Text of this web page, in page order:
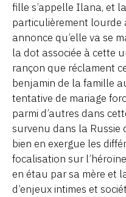
fille s’appelle Ilana, et
particulièrement lourde
annonce qu’elle va se
la dot associée à cette
rançon que réclament
benjamin de la famille
tentative de mariage
parmi d’autres dans
survenu dans la Russie
bien en exergue les
focalisation sur
en étau par sa mère et
d’enjeux intimes et